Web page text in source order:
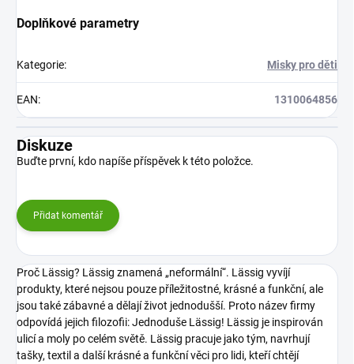
Doplňkové parametry
Kategorie: Misky pro děti
EAN: 1310064856
Diskuze
Buďte první, kdo napíše příspěvek k této položce.
Přidat komentář
Proč Lässig? Lässig znamená „neformální“. Lässig vyvíjí
produkty, které nejsou pouze příležitostné, krásné a funkční, ale
jsou také zábavné a dělají život jednodušší. Proto název firmy
odpovídá jejich filozofii: Jednoduše Lässig! Lässig je inspirován
ulicí a moly po celém světě. Lässig pracuje jako tým, navrhují
tašky, textil a další krásné a funkční věci pro lidi, kteří chtějí